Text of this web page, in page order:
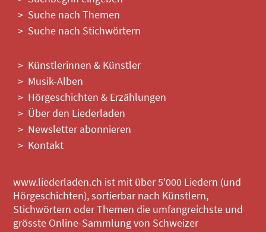
Suche nach Themen
Suche nach Stichwörtern
Künstlerinnen & Künstler
Musik-Alben
Hörgeschichten & Erzählungen
Über den Liederladen
Newsletter abonnieren
Kontakt
www.liederladen.ch ist mit über 5'000 Liedern (und
Hörgeschichten), sortierbar nach Künstlern,
Stichwörtern oder Themen die umfangreichste und
grösste Online-Sammlung von Schweizer